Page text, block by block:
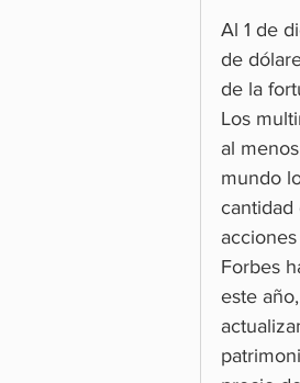
Al 1 de
de
de la
Los
al
mundo
cantidad
Forbes
este